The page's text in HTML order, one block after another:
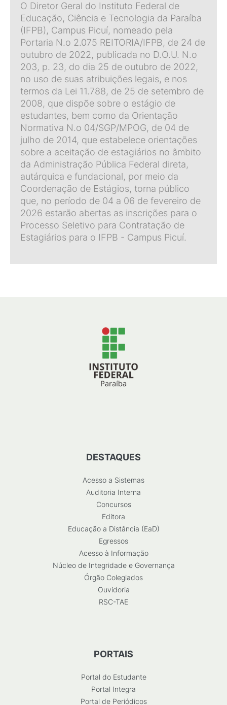
O Diretor Geral do Instituto Federal de
Educação, Ciência e Tecnologia da Paraíba
(IFPB), Campus Picuí, nomeado pela
Portaria N.o 2.075 REITORIA/IFPB, de 24 de
outubro de 2022, publicada no D.O.U. N.o
203, p. 23, do dia 25 de outubro de 2022,
no uso de suas atribuições legais, e nos
termos da Lei 11.788, de 25 de setembro de
2008, que dispõe sobre o estágio de
estudantes, bem como da Orientação
Normativa N.o 04/SGP/MPOG, de 04 de
julho de 2014, que estabelece orientações
sobre a aceitação de estagiários no âmbito
da Administração Pública Federal direta,
autárquica e fundacional, por meio da
Coordenação de Estágios, torna público
que, no período de 04 a 06 de fevereiro de
2026 estarão abertas as inscrições para o
Processo Seletivo para Contratação de
Estagiários para o IFPB - Campus Picuí.
DESTAQUES
Acesso a Sistemas
Auditoria Interna
Concursos
Editora
Educação a Distância (EaD)
Egressos
Acesso à Informação
Núcleo de Integridade e Governança
Órgão Colegiados
Ouvidoria
RSC-TAE
PORTAIS
Portal do Estudante
Portal Integra
Portal de Periódicos